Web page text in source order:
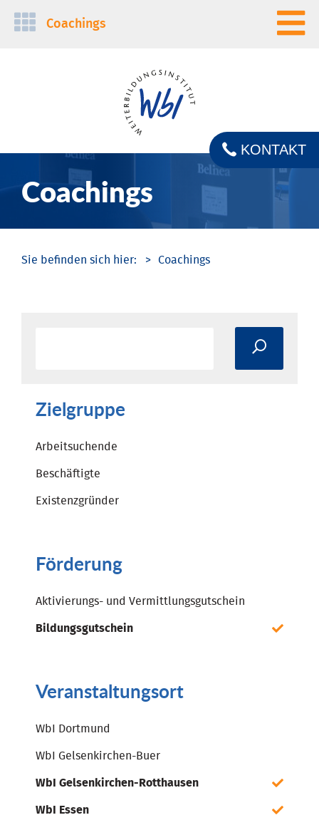
Navigation
Coachings
Coachings
KONTAKT
Coachings
Zielgruppe
Arbeitsuchende
Beschäftigte
Existenzgründer
Förderung
Aktivierungs- und Vermittlungsgutschein
Bildungsgutschein
Veranstaltungsort
WbI Dortmund
WbI Gelsenkirchen-Buer
WbI Gelsenkirchen-Rotthausen
WbI Essen